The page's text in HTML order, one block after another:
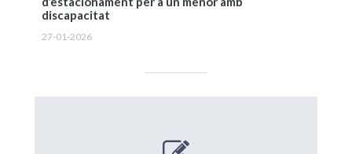
discapacitat
27-01-2026